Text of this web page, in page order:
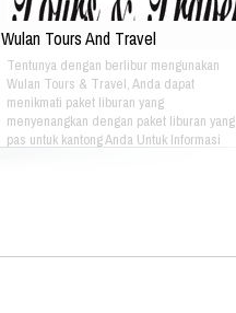
Wulan Tours And Travel
Tentunya dengan berlibur mengunakan
Wulan Tours & Travel, Anda dapat
menikmati paket liburan yang
menyenangkan dengan paket liburan yang
pas untuk kantong Anda Untuk Informasi